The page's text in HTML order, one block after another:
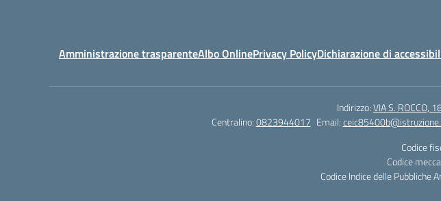
Amministrazione trasparenteAlbo OnlinePrivacy PolicyDichiarazione di
Indirizzo:VIA S. ROCCO,
Centralino:0823944017 Email:
Codice
Codice
Codice Indice delle Pubbliche